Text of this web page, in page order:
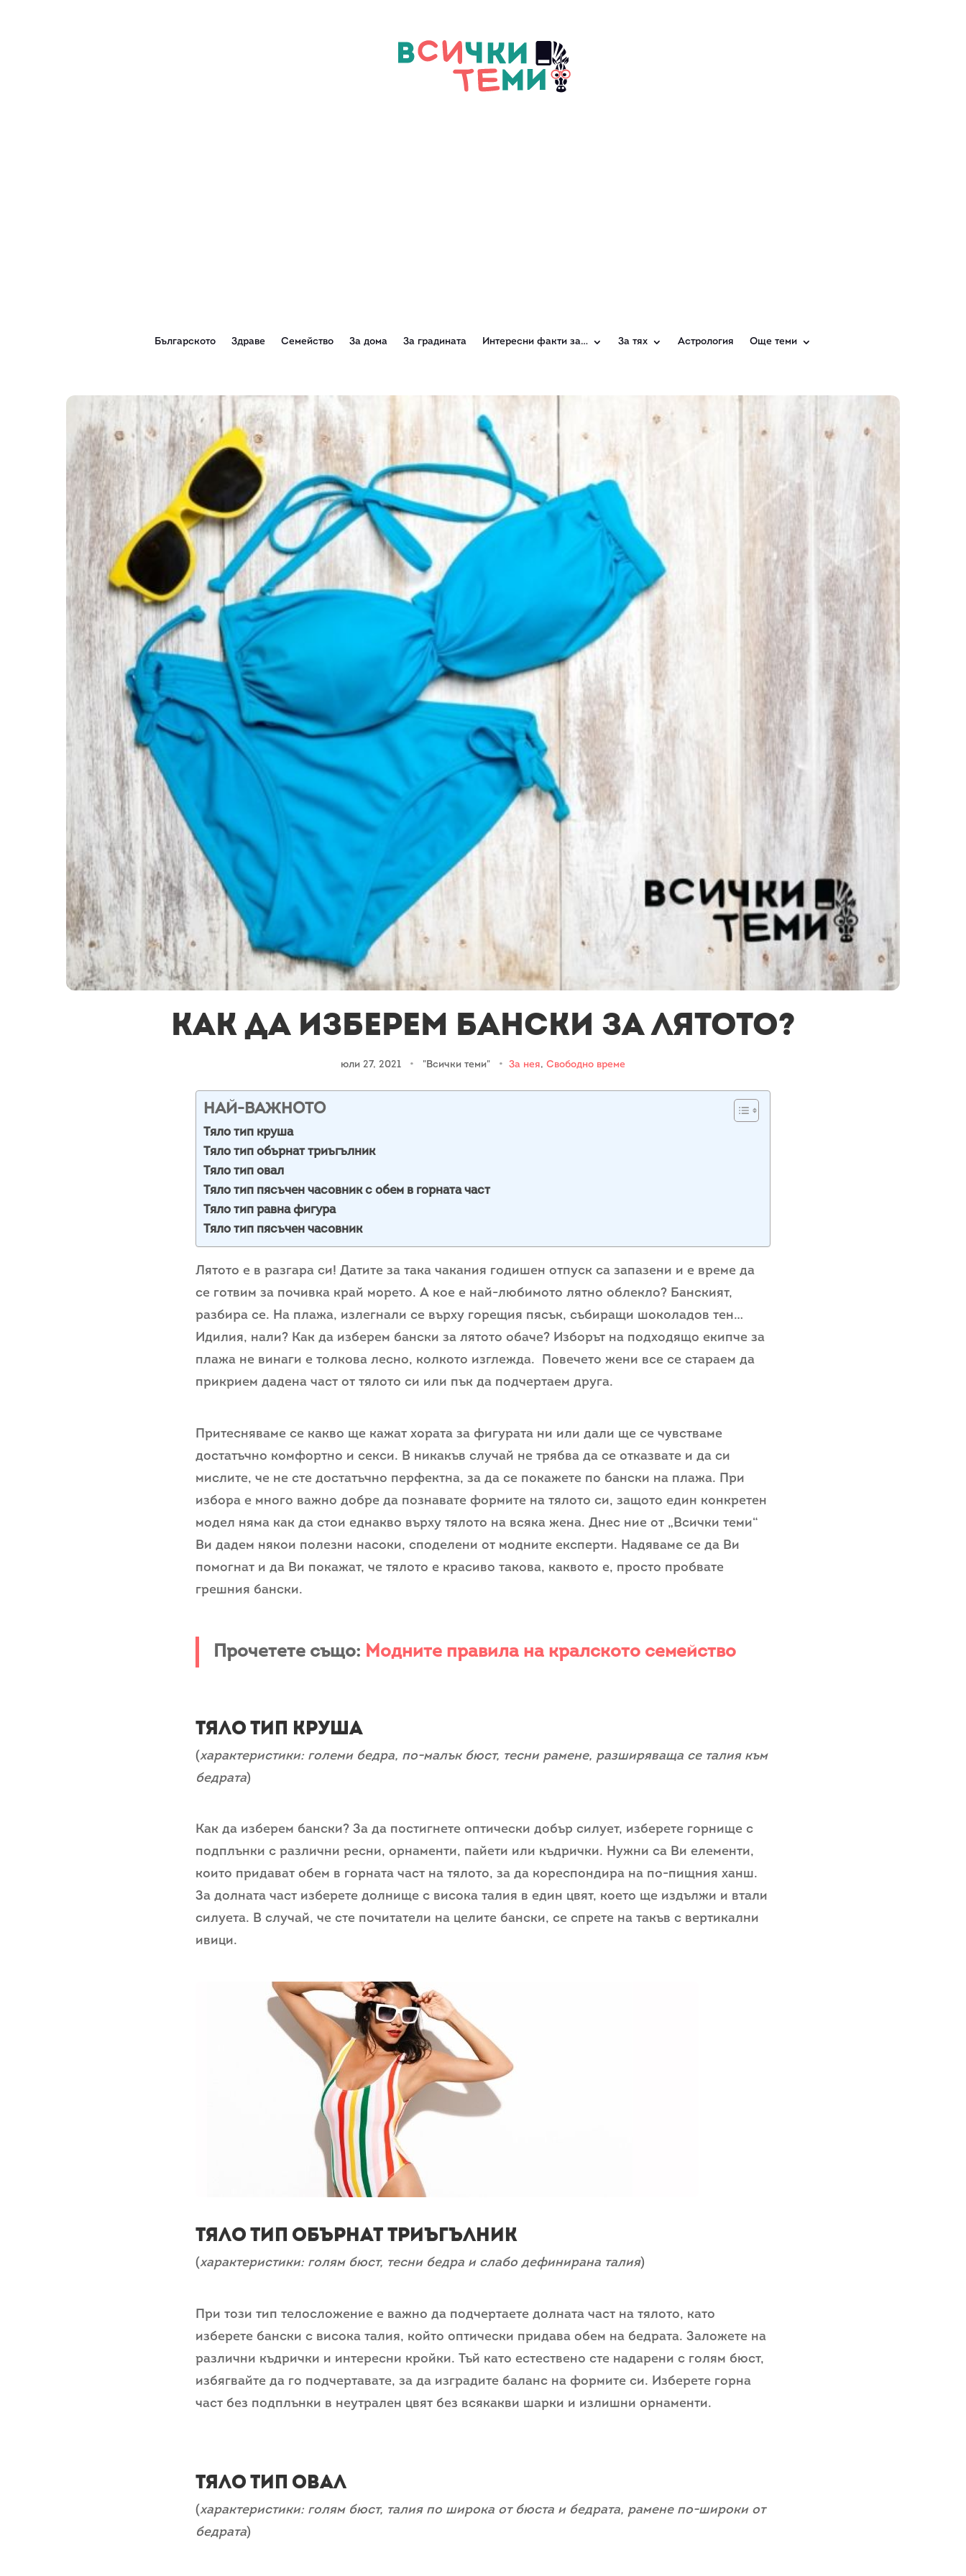
Българското Здраве Семейство За дома За градината Интересни факти за… За тях Астрология Още теми
Как да изберем бански за лятото?
юли 27, 2021 • "Всички теми" • За нея, Свободно време
НАЙ-ВАЖНОТО
Тяло тип круша
Тяло тип обърнат триъгълник
Тяло тип овал
Тяло тип пясъчен часовник с обем в горната част
Тяло тип равна фигура
Тяло тип пясъчен часовник
Лятото е в разгара си! Датите за така чакания годишен отпуск са запазени и е време да
се готвим за почивка край морето. А кое е най-любимото лятно облекло? Банският,
разбира се. На плажа, излегнали се върху горещия пясък, събиращи шоколадов тен…
Идилия, нали? Как да изберем бански за лятото обаче? Изборът на подходящо екипче за
плажа не винаги е толкова лесно, колкото изглежда. Повечето жени все се стараем да
прикрием дадена част от тялото си или пък да подчертаем друга.
Притесняваме се какво ще кажат хората за фигурата ни или дали ще се чувстваме
достатъчно комфортно и секси. В никакъв случай не трябва да се отказвате и да си
мислите, че не сте достатъчно перфектна, за да се покажете по бански на плажа. При
избора е много важно добре да познавате формите на тялото си, защото един конкретен
модел няма как да стои еднакво върху тялото на всяка жена. Днес ние от „Всички теми“
Ви дадем някои полезни насоки, споделени от модните експерти. Надяваме се да Ви
помогнат и да Ви покажат, че тялото е красиво такова, каквото е, просто пробвате
грешния бански.
Прочетете също: Модните правила на кралското семейство
Тяло тип круша
(характеристики: големи бедра, по-малък бюст, тесни рамене, разширяваща се талия към
бедрата)
Как да изберем бански? За да постигнете оптически добър силует, изберете горнище с
подплънки с различни ресни, орнаменти, пайети или къдрички. Нужни са Ви елементи,
които придават обем в горната част на тялото, за да кореспондира на по-пищния ханш.
За долната част изберете долнище с висока талия в един цвят, което ще издължи и втали
силуета. В случай, че сте почитатели на целите бански, се спрете на такъв с вертикални
ивици.
Тяло тип обърнат триъгълник
(характеристики: голям бюст, тесни бедра и слабо дефинирана талия)
При този тип телосложение е важно да подчертаете долната част на тялото, като
изберете бански с висока талия, който оптически придава обем на бедрата. Заложете на
различни къдрички и интересни кройки. Тъй като естествено сте надарени с голям бюст,
избягвайте да го подчертавате, за да изградите баланс на формите си. Изберете горна
част без подплънки в неутрален цвят без всякакви шарки и излишни орнаменти.
Тяло тип овал
(характеристики: голям бюст, талия по широка от бюста и бедрата, рамене по-широки от
бедрата)